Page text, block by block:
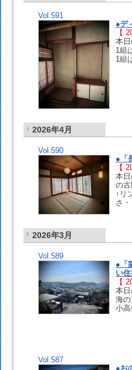
Vol.591
●デ
【
本
1組
1組
2026年4月
Vol.590
●「
【
本
の
↑リ
さ
2026年3月
Vol.589
●「
い
【
本
海
小
Vol.587
●お